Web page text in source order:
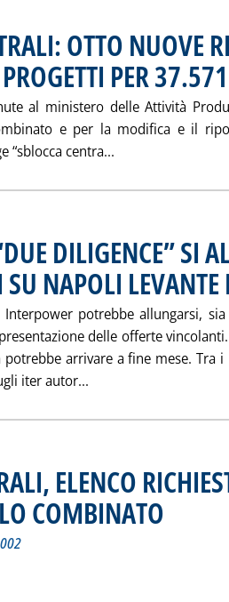
OTTO NUOVE
PER
al ministero delle Attività
e per la modifica e il
“sblocca centra...
DILIGENCE” SI
NAPOLI LEVANTE
potrebbe allungarsi, sia
delle offerte
arrivare a fine mese. Tra
iter autor...
ELENCO
COMBINATO
CENTRALI, ELENCO
notizia